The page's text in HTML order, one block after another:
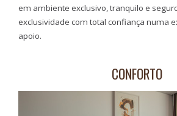
em ambiente exclusivo, tranquilo e
exclusividade com total confiança numa
apoio.
CONFORTO